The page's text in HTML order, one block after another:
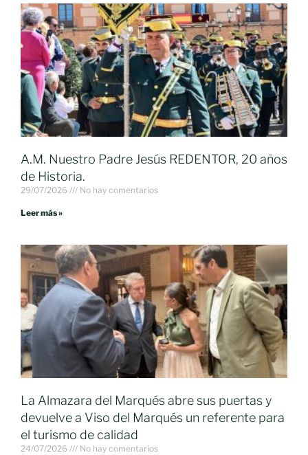
A.M. Nuestro Padre Jesús REDENTOR, 20 años
de Historia.
29/07/2026 No hay comentarios
Leer más »
La Almazara del Marqués abre sus puertas y
devuelve a Viso del Marqués un referente para
el turismo de calidad
24/07/2026 No hay comentarios